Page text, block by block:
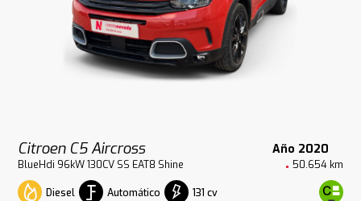
Citroen C5 Aircross Año 2020
BlueHdi 96kW 130CV SS EAT8 Shine 50.654 km
Diesel Automático 131 cv